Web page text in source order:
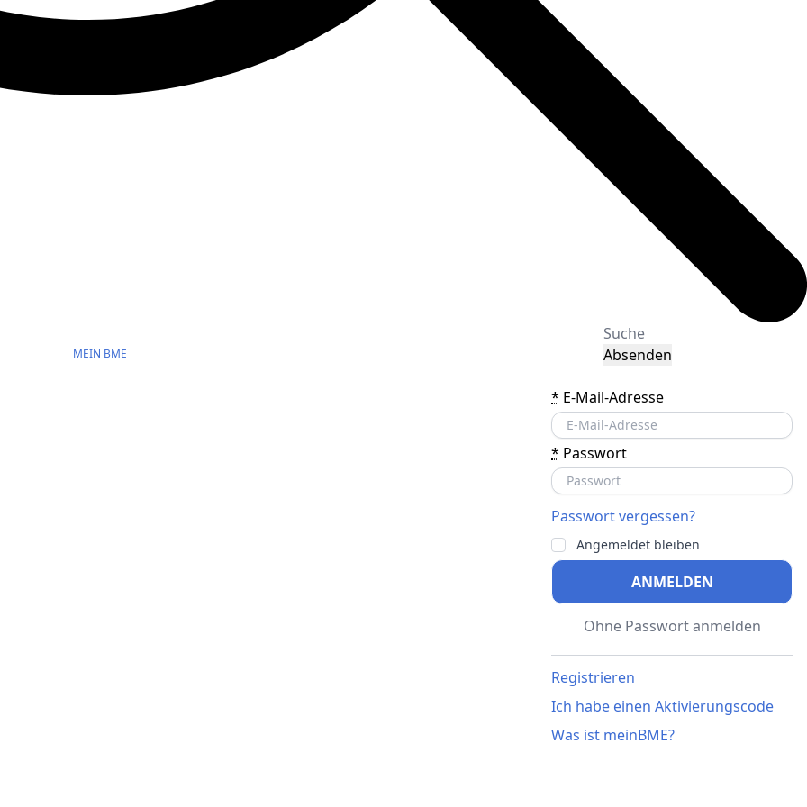
Absenden
MEIN BME
* E-Mail-Adresse
* Passwort
Passwort vergessen?
Angemeldet bleiben
ANMELDEN
Ohne Passwort anmelden
Registrieren
Ich habe einen Aktivierungscode
Was ist meinBME?